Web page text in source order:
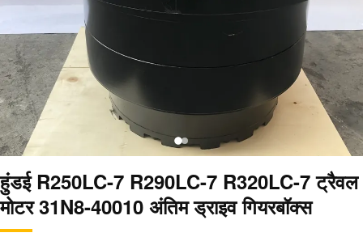
हुंडई R250LC-7 R290LC-7 R320LC-7 ट्रैवल
मोटर 31N8-40010 अंतिम ड्राइव गियरबॉक्स